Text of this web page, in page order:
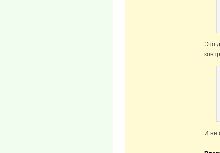
Это
И не